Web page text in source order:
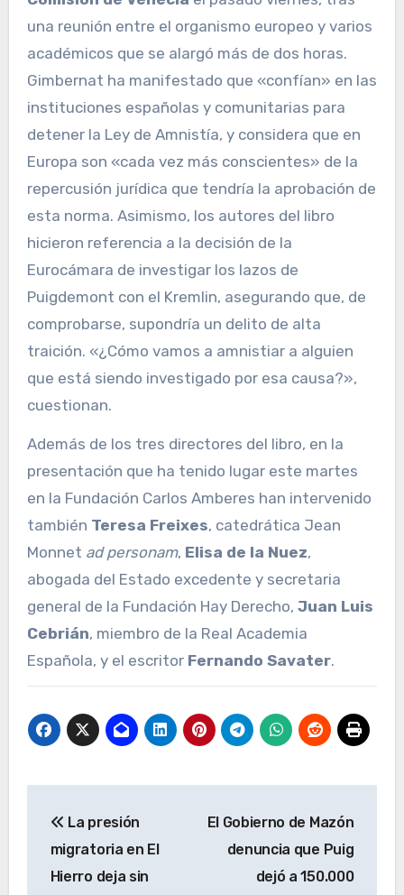
una reunión entre el organismo europeo y varios
académicos que se alargó más de dos horas.
Gimbernat ha manifestado que «confían» en las
instituciones españolas y comunitarias para
detener la Ley de Amnistía, y considera que en
Europa son «cada vez más conscientes» de la
repercusión jurídica que tendría la aprobación de
esta norma. Asimismo, los autores del libro
hicieron referencia a la decisión de la
Eurocámara de investigar los lazos de
Puigdemont con el Kremlin, asegurando que, de
comprobarse, supondría un delito de alta
traición. «¿Cómo vamos a amnistiar a alguien
que está siendo investigado por esa causa?»,
cuestionan.
Además de los tres directores del libro, en la
presentación que ha tenido lugar este martes
en la Fundación Carlos Amberes han intervenido
también Teresa Freixes, catedrática Jean
Monnet ad personam, Elisa de la Nuez,
abogada del Estado excedente y secretaria
general de la Fundación Hay Derecho, Juan Luis
Cebrián, miembro de la Real Academia
Española, y el escritor Fernando Savater.
de
entradas
La presión
migratoria en El
Hierro deja sin
El Gobierno de Mazón
denuncia que Puig
dejó a 150.000